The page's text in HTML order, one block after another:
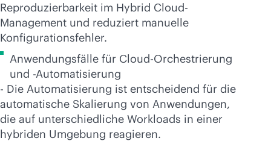
Reproduzierbarkeit im Hybrid Cloud-
Management und reduziert manuelle
Konfigurationsfehler.
Anwendungsfälle für Cloud-Orchestrierung
und -Automatisierung
- Die Automatisierung ist entscheidend für die
automatische Skalierung von Anwendungen,
die auf unterschiedliche Workloads in einer
hybriden Umgebung reagieren.